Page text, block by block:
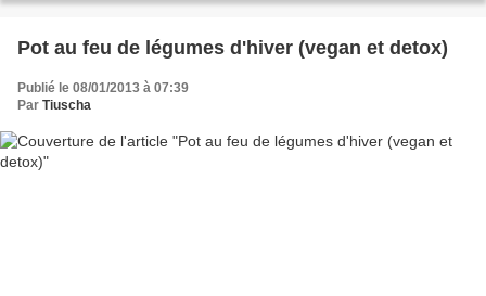
Pot au feu de légumes d'hiver (vegan et detox)
Publié le 08/01/2013 à 07:39
Par Tiuscha